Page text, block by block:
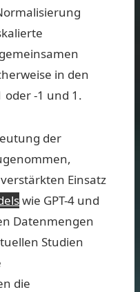
in den
oder -1 und 1.
der
Einsatz
wie GPT-4 und
Datenmengen
Studien
die